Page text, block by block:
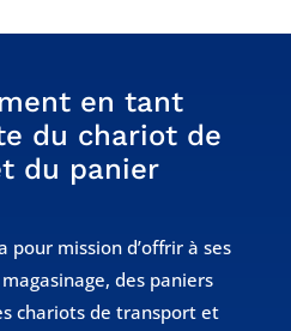
en tant
du chariot de
du panier
mission d’offrir à ses
des paniers
chariots de transport et